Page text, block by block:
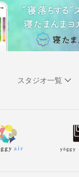
スタジオ一覧